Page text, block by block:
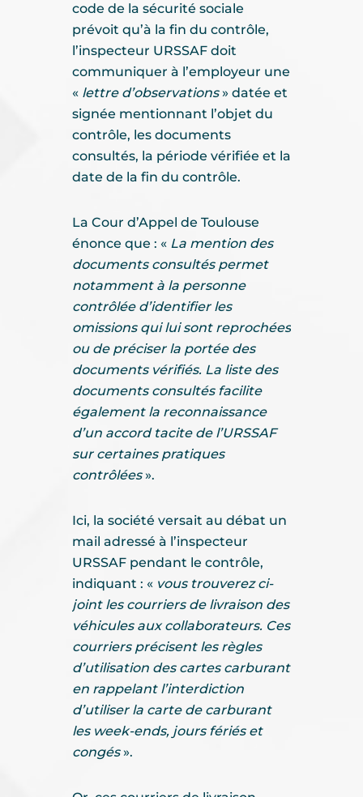
code de la sécurité sociale
prévoit qu’à la fin du contrôle,
l’inspecteur URSSAF doit
communiquer à l’employeur une
« lettre d’observations» datée et
signée mentionnant l’objet du
contrôle, les documents
consultés, la période vérifiée et la
date de la fin du contrôle.
La Cour d’Appel de Toulouse
énonce que : « La mention des
documents consultés permet
notamment à la personne
contrôlée d’identifier les
omissions qui lui sont reprochées
ou de préciser la portée des
documents vérifiés. La liste des
documents consultés facilite
également la reconnaissance
d’un accord tacite de l’URSSAF
sur certaines pratiques
contrôlées».
Ici, la société versait au débat un
mail adressé à l’inspecteur
URSSAF pendant le contrôle,
indiquant : « vous trouverez ci-
joint les courriers de livraison des
véhicules aux collaborateurs. Ces
courriers précisent les règles
d’utilisation des cartes carburant
en rappelant l’interdiction
d’utiliser la carte de carburant
les week-ends, jours fériés et
congés».